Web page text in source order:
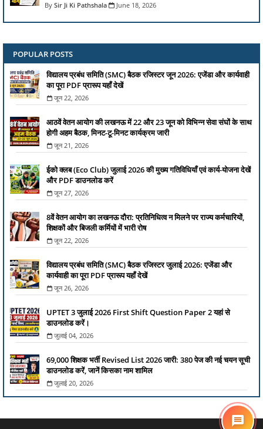
Sir Ji Ki Pathshala June 18, 2026
POPULAR POSTS
विद्यालय प्रबंध समिति (SMC) बैठक रजिस्टर जून 2026: एजेंडा और कार्यवाही
का पूरा PDF प्रारूप यहाँ देखें
जून 22, 2026
आठवें वेतन आयोग की लखनऊ में 22 और 23 जून को विभिन्न सेवा संघों के साथ
होगी अहम बैठक, मिनट-टू-मिनट कार्यक्रम जारी
जून 21, 2026
ईको क्लब (Eco Club) जुलाई 2026 की मुख्य गतिविधियाँ एवं कार्य-योजना देखें
और PDF डाउनलोड करें
जून 27, 2026
8वें वेतन आयोग का लखनऊ दौरा: प्रतिनिधित्व न मिलने पर राज्य कर्मचारियों,
शिक्षकों और बिजली कर्मियों में भारी रोष
जून 22, 2026
विद्यालय प्रबंध समिति (SMC) बैठक रजिस्टर जुलाई 2026: एजेंडा और
कार्यवाही का पूरा PDF प्रारूप यहाँ देखें
जून 26, 2026
UPTET 3 जुलाई 2026 First Shift Question Paper 2 यहां से
डाउनलोड करें।
जुलाई 04, 2026
69,000 शिक्षक भर्ती Revised List 2026 जारी: 380 पेज की नई चयन सूची
डाउनलोड करें, जानें किसका नाम शामिल
जुलाई 20, 2026